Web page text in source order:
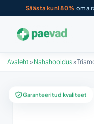
Säästa kuni 80% oma
Avaleht » Nahahooldus»
Garanteeritud kvaliteet